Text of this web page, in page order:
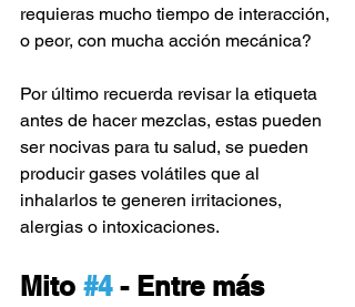
requieras mucho tiempo de interacción,
o peor, con mucha acción mecánica?
Por último recuerda revisar la etiqueta
antes de hacer mezclas, estas pueden
ser nocivas para tu salud, se pueden
producir gases volátiles que al
inhalarlos te generen irritaciones,
alergias o intoxicaciones.
Mito #4 - Entre más